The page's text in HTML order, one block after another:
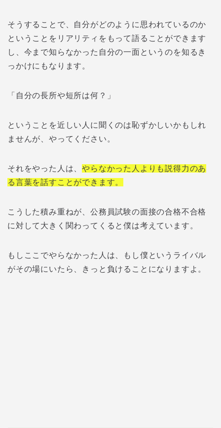
そうすることで、自分がどのように思われているのか
ということをリアリティをもって語ることができます
し、今まで知らなかった自分の一面というのを知るき
っかけにもなります。
「自分の長所や短所は何？」
ということを近しい人に聞くのは恥ずかしいかもしれ
ませんが、やってください。
それをやった人は、やらなかった人よりも説得力のあ
る言葉を話すことができます。
こうした積み重ねが、公務員試験の面接の合格不合格
に対して大きく関わってくると僕は考えています。
もしここでやらなかった人は、もし僕というライバル
がその場にいたら、きっと負けることになりますよ。